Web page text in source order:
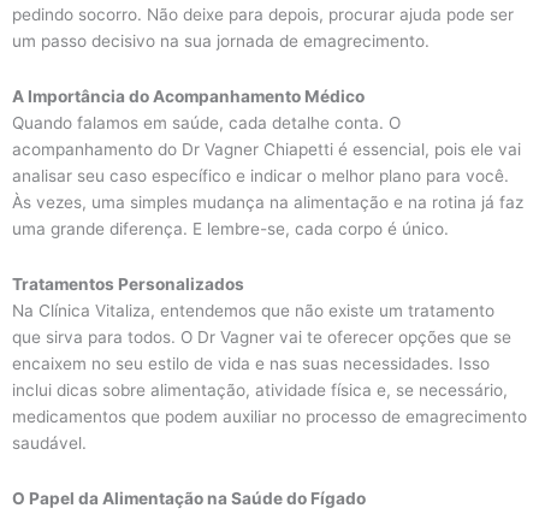
pedindo socorro. Não deixe para depois, procurar ajuda pode ser
um passo decisivo na sua jornada de emagrecimento.
A Importância do Acompanhamento Médico
Quando falamos em saúde, cada detalhe conta. O
acompanhamento do Dr Vagner Chiapetti é essencial, pois ele vai
analisar seu caso específico e indicar o melhor plano para você.
Às vezes, uma simples mudança na alimentação e na rotina já faz
uma grande diferença. E lembre-se, cada corpo é único.
Tratamentos Personalizados
Na Clínica Vitaliza, entendemos que não existe um tratamento
que sirva para todos. O Dr Vagner vai te oferecer opções que se
encaixem no seu estilo de vida e nas suas necessidades. Isso
inclui dicas sobre alimentação, atividade física e, se necessário,
medicamentos que podem auxiliar no processo de emagrecimento
saudável.
O Papel da Alimentação na Saúde do Fígado